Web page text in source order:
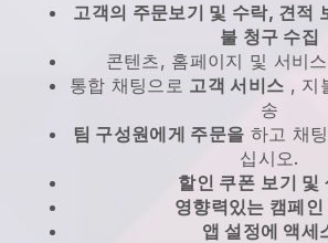
고객의 주문보기 및 수락, 견적
불 청구 수집
콘텐츠, 홈페이지 및 서비스
통합 채팅으로 고객 서비스 , 지
송
팀 구성원에게 주문을 하고 채
십시오.
할인 쿠폰 보기 및
영향력있는 캠페인
앱 설정에 액세